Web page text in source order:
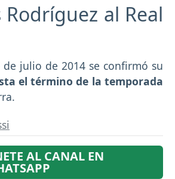
al Real
julio de 2014 se confirmó su
el término de la temporada
AL CANAL EN